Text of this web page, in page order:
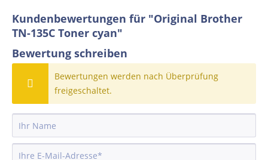
Kundenbewertungen für "Original Brother
TN-135C Toner cyan"
Bewertung schreiben
Bewertungen werden nach Überprüfung
freigeschaltet.